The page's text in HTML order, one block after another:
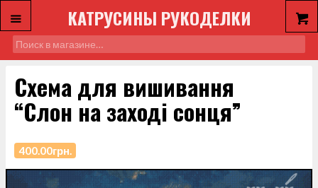
КАТРУСИНЫ РУКОДЕЛКИ
Схема для вишивання
“Слон на заході сонця”
400.00грн.